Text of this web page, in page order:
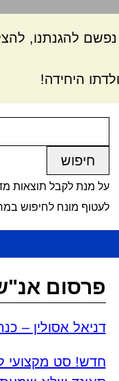
נפשם להגנתנו,
היחידה!
על מנת לקבל תוצאות
לעטוף מונח לחיפוש
פרסום
דניאל אסולין –
חדש! סט מקצועי